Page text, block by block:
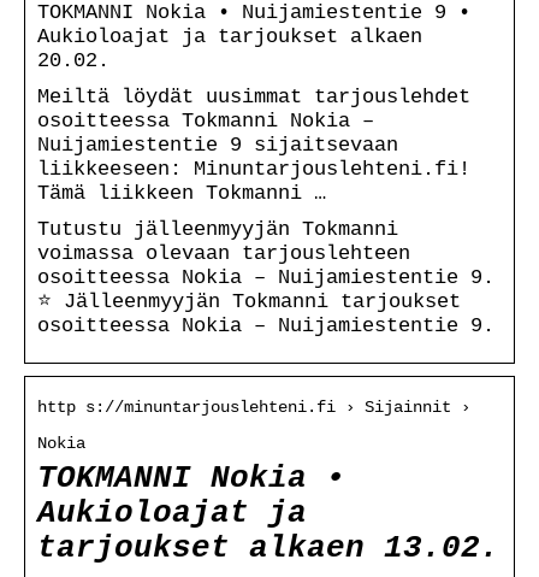
TOKMANNI Nokia • Nuijamiestentie 9 •
Aukioloajat ja tarjoukset alkaen
20.02.
Meiltä löydät uusimmat tarjouslehdet
osoitteessa Tokmanni Nokia –
Nuijamiestentie 9 sijaitsevaan
liikkeeseen: Minuntarjouslehteni.fi!
Tämä liikkeen Tokmanni …
Tutustu jälleenmyyjän Tokmanni
voimassa olevaan tarjouslehteen
osoitteessa Nokia – Nuijamiestentie 9.
⭐ Jälleenmyyjän Tokmanni tarjoukset
osoitteessa Nokia – Nuijamiestentie 9.
http s://minuntarjouslehteni.fi › Sijainnit ›
Nokia
TOKMANNI Nokia •
Aukioloajat ja
tarjoukset alkaen 13.02.